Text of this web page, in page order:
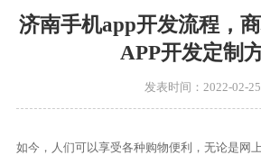
济南手机app开发流程，
APP开发定制
发表时间：2022-02-25
如今，人们可以享受各种购物便利，无论是网